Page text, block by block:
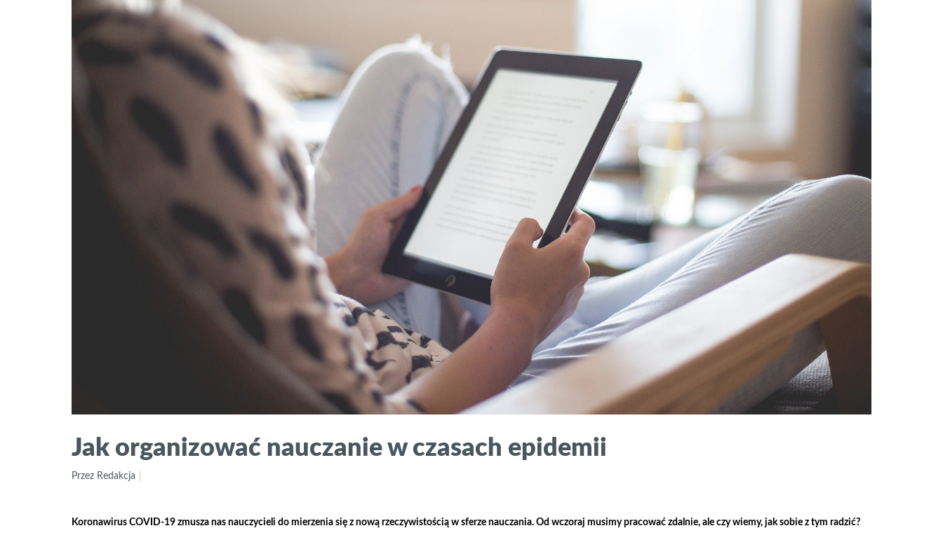
Jak organizować nauczanie w czasach epidemii
Przez Redakcja
Koronawirus COVID-19 zmusza nas nauczycieli do mierzenia się z nową rzeczywistością w sferze nauczania. Od wczoraj musimy pracować zdalnie, ale czy wiemy, jak sobie z tym radzić?